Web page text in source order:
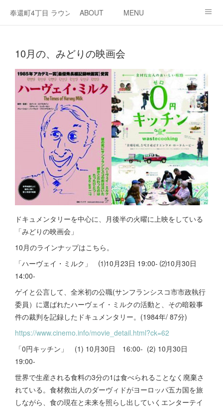
奉還町4丁目 ラウンジ・カド
ABOUT MENU
10月の、みどりの映画会
ドキュメンタリーを中心に、月後半の火曜に上映をしている
「みどりの映画会」
10月のラインナップはこちら。
「ハーヴェイ・ミルク」 ⑴10月23日 19:00- ⑵10月30日
14:00-
ゲイと公言して、全米初の公職(サンフランシスコ市市政執行
委員）に選ばれたハーヴェイ・ミルクの活動と、その暗殺事
件の裁判を記録したドキュメンタリー。(1984年/ 87分)
https://www.cinemo.info/movie_detail.html?ck=62
「0円キッチン」 (1) 10月30日 16:00- (2) 10月30日
19:00-
世界で生産される食料の3分の1は食べられることなく廃棄さ
れている。食材救出人のダーヴィドがヨーロッパ五カ国を旅
しながら、食の現在と未来を照らし出していくエンターテイ